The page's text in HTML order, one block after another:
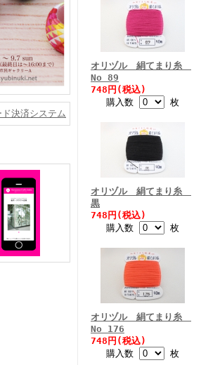
オリヅル 絹てまり糸
No 89
748円(税込)
購入数
枚
オリヅル 絹てまり糸
黒
748円(税込)
購入数
枚
オリヅル 絹てまり糸
No 176
748円(税込)
購入数
枚